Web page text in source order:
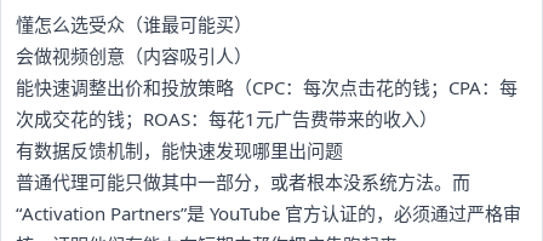
懂怎么选受众（谁最可能买）
会做视频创意（内容吸引人）
能快速调整出价和投放策略（CPC：每次点击花的钱；CPA：每
次成交花的钱；ROAS：每花1元广告费带来的收入）
有数据反馈机制，能快速发现哪里出问题
普通代理可能只做其中一部分，或者根本没系统方法。而
“Activation Partners”是 YouTube 官方认证的，必须通过严格审